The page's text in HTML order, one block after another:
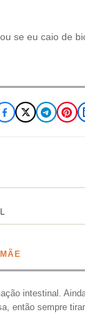
se eu caio de
intestinal.
então sempre